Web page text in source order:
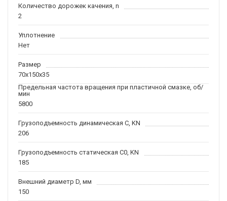
Количество дорожек качения, n
2
Уплотнение
Нет
Размер
70x150x35
Предельная частота вращения при пластичной смазке, об/
мин
5800
Грузоподъемность динамическая C, KN
206
Грузоподъемность статическая C0, KN
185
Внешний диаметр D, мм
150